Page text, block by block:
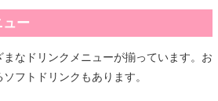
ー
なドリンクメニューが揃っています。お
フトドリンクもあります。